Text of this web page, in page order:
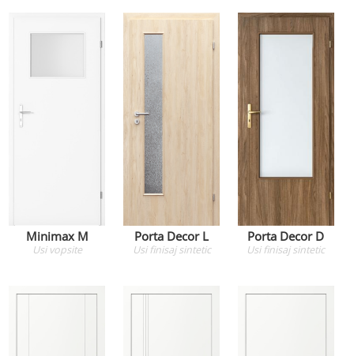
Minimax M
Usi vopsite
Porta Decor L
Usifinisaj sintetic
Porta Decor D
Usifinisaj sintetic